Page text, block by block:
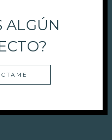
ALGÚN